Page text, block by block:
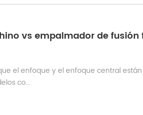
el enfoque y el enfoque central
co...